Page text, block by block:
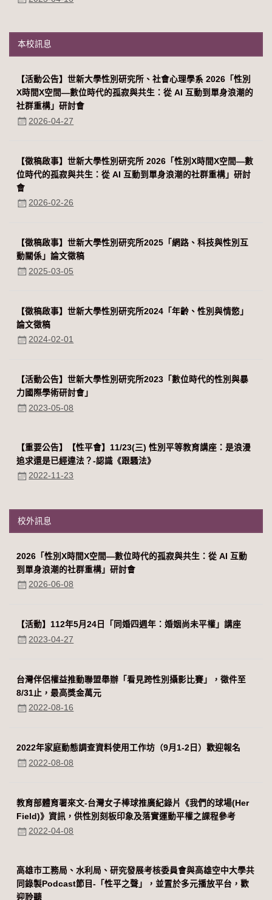
本校訊息
【活動公告】世新大學性別研究所、社會心理學系 2026「性別
Χ時間Χ空間—數位時代的孤寂與共生：從 AI 互動到單身浪潮的
社群重構」研討會
2026-04-27
【徵稿啟事】世新大學性別研究所 2026「性別Χ時間Χ空間—數
位時代的孤寂與共生：從 AI 互動到單身浪潮的社群重構」研討
會
2026-02-26
【徵稿啟事】世新大學性別研究所2025「網路、科技與性別互
動關係」論文徵稿
2025-03-05
【徵稿啟事】世新大學性別研究所2024「年齡、性別與情慾」
論文徵稿
2024-02-01
【活動公告】世新大學性別研究所2023「數位時代的性別與暴
力國際學術研討會」
2023-05-08
【重要公告】【性平會】11/23(三) 性別平等教育講座：是浪漫
追求還是已經違法？-認識《跟騷法》
2022-11-23
校外訊息
2026「性別Χ時間Χ空間—數位時代的孤寂與共生：從 AI 互動
到單身浪潮的社群重構」研討會
2026-06-08
【活動】112年5月24日「同婚四週年：婚姻尚未平權」講座
2023-04-27
台灣伴侶權益推動聯盟舉辦「看見跨性別攝影比賽」，徵件至
8/31止，最高獎金萬元
2022-08-16
2022年家庭動態調查資料使用工作坊（9月1-2日）歡迎報名
2022-08-08
教育部體育署來文-台灣女子棒球推廣紀錄片《我們的球場(Her
Field)》資訊，供性別刻板印象及落實運動平權之課程參考
2022-04-08
高雄市工務局、水利局、研究發展考核委員會與高雄空中大學共
同錄製Podcast節目-「性平之聲」，並置於多元播放平台，歡
迎聆聽